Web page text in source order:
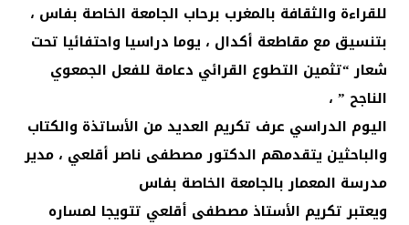
للقراءة والثقافة بالمغرب برحاب الجامعة الخاصة بفاس ،
بتنسيق مع مقاطعة أكدال ، يوما دراسيا واحتفائيا تحت
شعار “تثمين التطوع القرائي دعامة للفعل الجمعوي
الناجح ” ،
اليوم الدراسي عرف تكريم العديد من الأساتذة والكتاب
والباحثين يتقدمهم الدكتور مصطفى ناصر أقلعي ، مدير
مدرسة المعمار بالجامعة الخاصة بفاس
ويعتبر تكريم الأستاذ مصطفى أقلعي تتويجا لمساره